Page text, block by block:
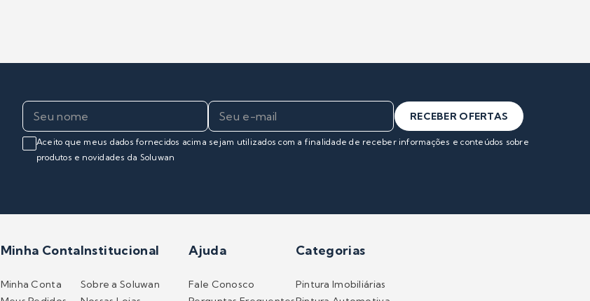
RECEBER OFERTAS
Aceito que meus dados fornecidos acima sejam utilizados com a finalidade de receber informações e conteúdos sobre
produtos e novidades da Soluwan
Minha Conta
Minha Conta
Institucional
Sobre a Soluwan
Ajuda
Fale Conosco
Categorias
Pintura Imobiliárias